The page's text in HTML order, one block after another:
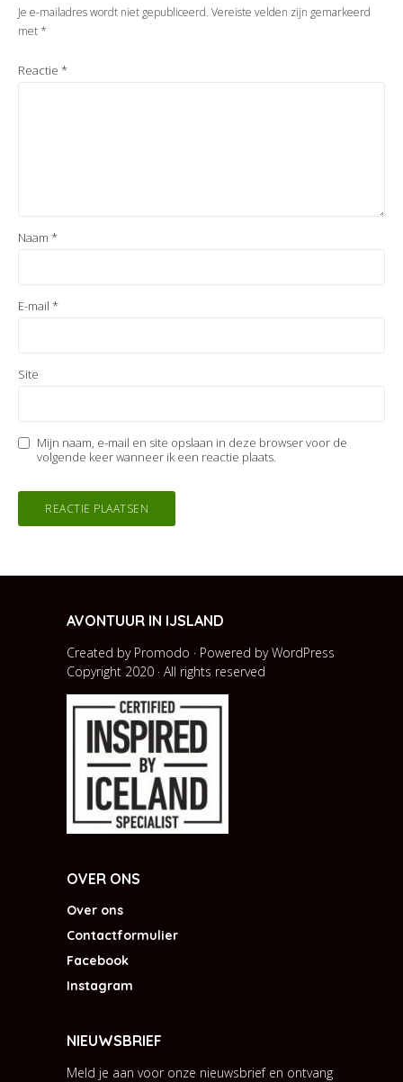
Je e-mailadres wordt niet gepubliceerd. Vereiste velden zijn gemarkeerd
met *
Reactie *
Naam *
E-mail *
Site
Mijn naam, e-mail en site opslaan in deze browser voor de
volgende keer wanneer ik een reactie plaats.
AVONTUUR IN IJSLAND
Created by Promodo · Powered byWordPress
Copyright 2020 · All rights reserved
OVER ONS
Over ons
Contactformulier
Facebook
Instagram
NIEUWSBRIEF
Meld je aan voor onze nieuwsbrief en ontvang